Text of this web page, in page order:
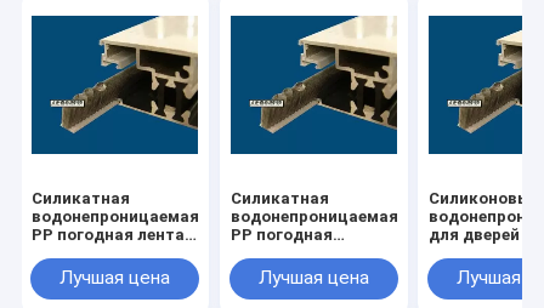
Силикатная
водонепроницаемая
PP погодная лента
Лучшая цена
Силикатная
водонепроницаемая
PP погодная
Лучшая цена
Силиконовый
для дверей
Лучшая